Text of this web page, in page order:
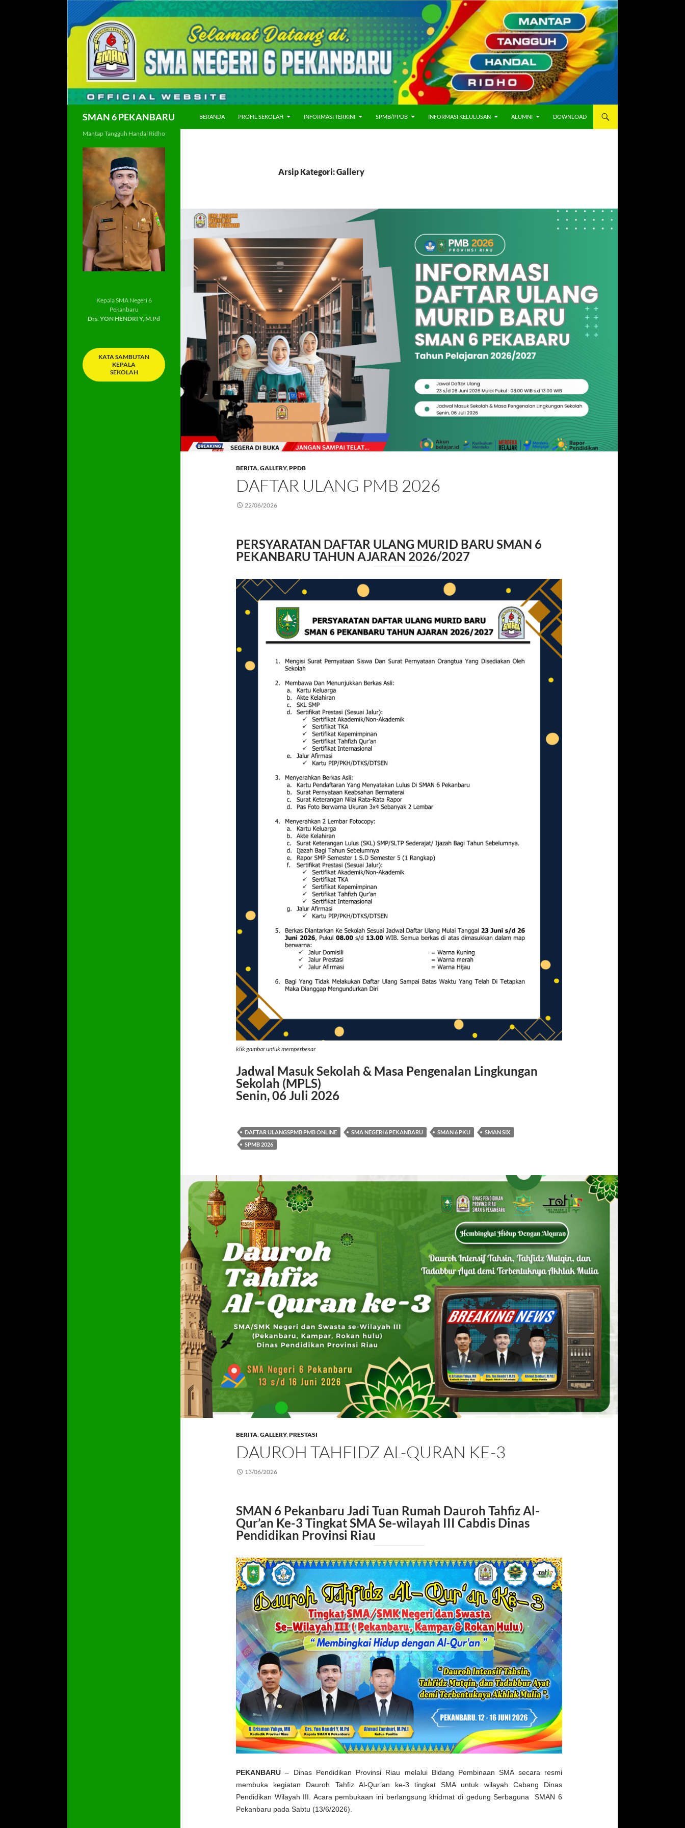
SMAN 6 PEKANBARU BERANDA PROFIL SEKOLAH INFORMASI TERKINI SPMB/PPDB INFORMASI KELULUSAN ALUMNI DOWNLOAD
Arsip Kategori: Gallery
BERITA,GALLERY,PPDB
DAFTAR ULANG PMB 2026
22/06/2026
PERSYARATAN DAFTAR ULANG MURID BARU SMAN 6
PEKANBARU TAHUN AJARAN 2026/2027
klik gambar untuk memperbesar
Jadwal Masuk Sekolah & Masa Pengenalan Lingkungan
Sekolah (MPLS)
Senin, 06 Juli 2026
DAFTAR ULANGSPMB PMB ONLINE SMA NEGERI 6 PEKANBARU SMAN 6 PKU
SMAN SIX
SPMB 2026
BERITA,GALLERY,PRESTASI
DAUROH TAHFIDZ AL-QURAN KE-3
13/06/2026
SMAN 6 Pekanbaru Jadi Tuan Rumah Dauroh Tahfiz Al-
Qur’an Ke-3 Tingkat SMA Se-wilayah III Cabdis Dinas
Pendidikan Provinsi Riau
PEKANBARU – Dinas Pendidikan Provinsi Riau melalui Bidang Pembinaan SMA secara resmi
membuka kegiatan Dauroh Tahfiz Al-Qur’an ke-3 tingkat SMA untuk wilayah Cabang Dinas
Pendidikan Wilayah III. Acara pembukaan ini berlangsung khidmat di gedung Serbaguna SMAN 6
Pekanbaru pada Sabtu (13/6/2026).
Mantap Tangguh Handal Ridho
Kepala SMA Negeri 6
Pekanbaru
Drs. YON HENDRI Y, M.Pd
KATA SAMBUTAN
KEPALA
SEKOLAH